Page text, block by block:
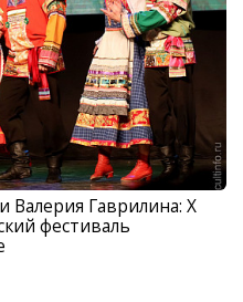
Гаврилина: X
фестиваль